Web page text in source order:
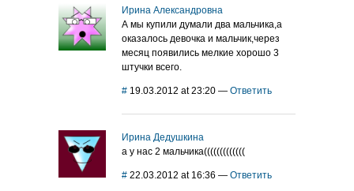
Ирина Александровна
А мы купили думали два мальчика,а
оказалось девочка и мальчик,через
месяц появились мелкие хорошо 3
штучки всего.
# 19.03.2012 at 23:20 — Ответить
Ирина Дедушкина
а у нас 2 мальчика(((((((((((((
# 22.03.2012 at 16:36 — Ответить